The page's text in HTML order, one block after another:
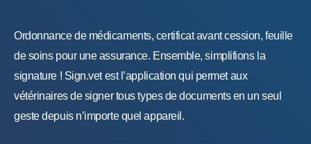
Ordonnance de médicaments, certificat avant cession, feuille
de soins pour une assurance. Ensemble, simplifions la
signature ! Sign.vet est l’application qui permet aux
vétérinaires de signer tous types de documents en un seul
geste depuis n’importe quel appareil.